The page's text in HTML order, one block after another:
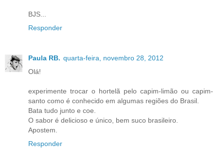
BJS...
Responder
Paula RB. quarta-feira, novembro 28, 2012
Olá!
experimente trocar o hortelã pelo capim-limão ou capim-
santo como é conhecido em algumas regiões do Brasil.
Bata tudo junto e coe.
O sabor é delicioso e único, bem suco brasileiro.
Apostem.
Responder